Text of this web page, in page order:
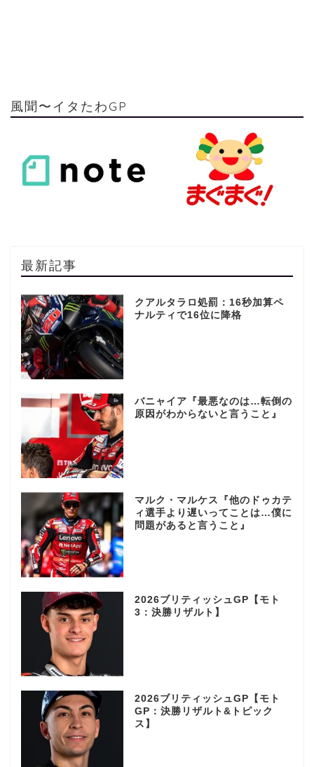
風聞〜イタたわGP
最新記事
クアルタラロ処罰：16秒加算ペ
ナルティで16位に降格
バニャイア『最悪なのは…転倒の
原因がわからないと言うこと』
マルク・マルケス『他のドゥカテ
ィ選手より遅いってことは…僕に
問題があると言うこと』
2026ブリティッシュGP【モト
3：決勝リザルト】
2026ブリティッシュGP【モト
GP：決勝リザルト&トピック
ス】